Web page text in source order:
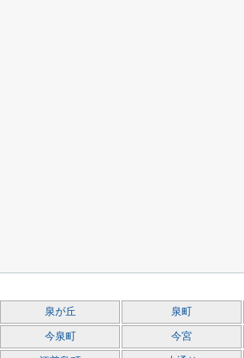
泉が丘 泉町
今泉町 今宮